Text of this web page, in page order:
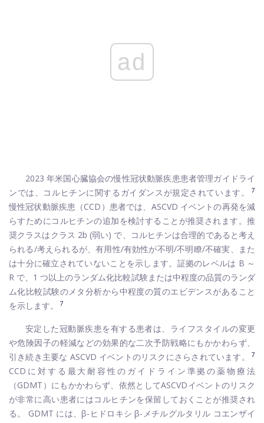
ad
2023 年米国心臓協会の慢性冠状動脈疾患患者管理ガイドライ
ンでは、コルヒチンに関するガイダンスが規定されています。
7
慢性冠状動脈疾患（CCD）患者では、ASCVD イベントの再発を減
らすためにコルヒチンの追加を検討することが推奨されます。推
奨クラスはクラス 2b (弱い) で、コルヒチンは合理的であると考え
られる/考えられるが、有用性/有効性が不明/不明瞭/不確実、また
は十分に確立されていないことを示します。証拠のレベルは B ～
R で、1 つ以上のランダム化比較試験または中程度の品質のランダ
ム化比較試験のメタ分析から中程度の質のエビデンスがあること
を示します。
7
安定した冠動脈疾患を有する患者は、ライフスタイルの変更
や危険因子の軽減などの効果的な二次予防戦略にもかかわらず、
引き続き主要な ASCVD イベントのリスクにさらされています。
7
CCDに対する最大耐容性のガイドライン準拠の薬物療法
（GDMT）にもかかわらず、依然としてASCVDイベントのリスク
が非常に高い患者にはコルヒチンを保留しておくことが推奨され
る。 GDMT には、β-ヒドロキシ β-メチルグルタリル コエンザイ